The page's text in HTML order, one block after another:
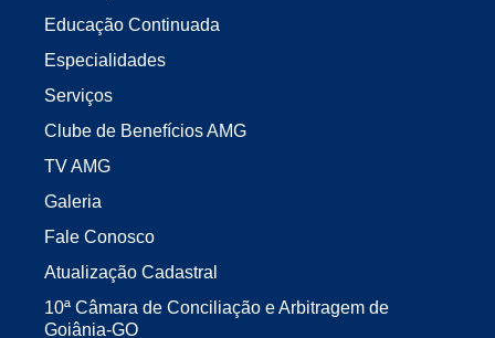
Educação Continuada
Especialidades
Serviços
Clube de Benefícios AMG
TV AMG
Galeria
Fale Conosco
Atualização Cadastral
10ª Câmara de Conciliação e Arbitragem de
Goiânia-GO